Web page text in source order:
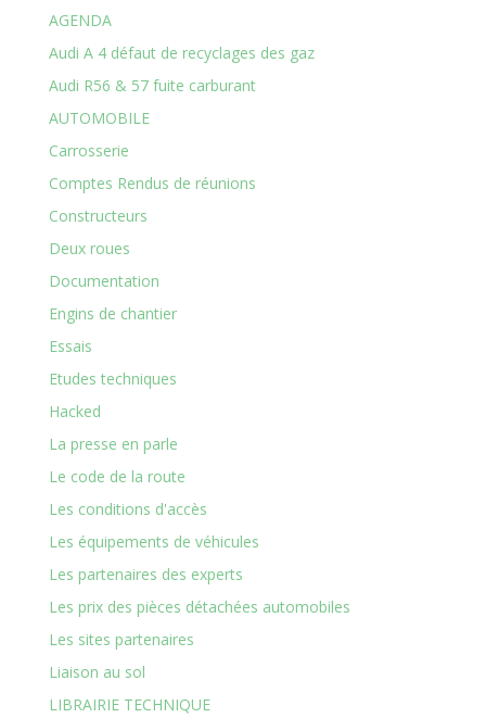
AGENDA
Audi A 4 défaut de recyclages des gaz
Audi R56 & 57 fuite carburant
AUTOMOBILE
Carrosserie
Comptes Rendus de réunions
Constructeurs
Deux roues
Documentation
Engins de chantier
Essais
Etudes techniques
Hacked
La presse en parle
Le code de la route
Les conditions d'accès
Les équipements de véhicules
Les partenaires des experts
Les prix des pièces détachées automobiles
Les sites partenaires
Liaison au sol
LIBRAIRIE TECHNIQUE